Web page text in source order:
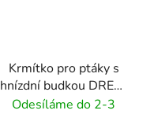
Krmítko pro ptáky s
hnízdní budkou DREW
KLB50 38cm
Odesíláme do 2-3